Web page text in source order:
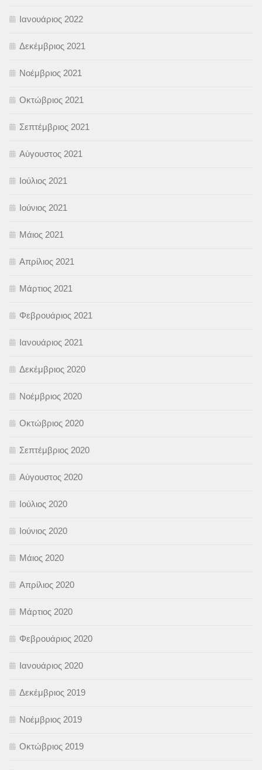
Ιανουάριος 2022
Δεκέμβριος 2021
Νοέμβριος 2021
Οκτώβριος 2021
Σεπτέμβριος 2021
Αύγουστος 2021
Ιούλιος 2021
Ιούνιος 2021
Μάιος 2021
Απρίλιος 2021
Μάρτιος 2021
Φεβρουάριος 2021
Ιανουάριος 2021
Δεκέμβριος 2020
Νοέμβριος 2020
Οκτώβριος 2020
Σεπτέμβριος 2020
Αύγουστος 2020
Ιούλιος 2020
Ιούνιος 2020
Μάιος 2020
Απρίλιος 2020
Μάρτιος 2020
Φεβρουάριος 2020
Ιανουάριος 2020
Δεκέμβριος 2019
Νοέμβριος 2019
Οκτώβριος 2019